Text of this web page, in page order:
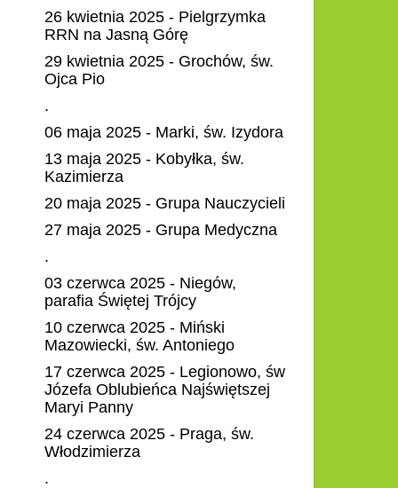
26 kwietnia 2025 - Pielgrzymka
RRN na Jasną Górę
29 kwietnia 2025 - Grochów, św.
Ojca Pio
.
06 maja 2025 - Marki, św. Izydora
13 maja 2025 - Kobyłka, św.
Kazimierza
20 maja 2025 - Grupa Nauczycieli
27 maja 2025 - Grupa Medyczna
.
03 czerwca 2025 - Niegów,
parafia Świętej Trójcy
10 czerwca 2025 - Miński
Mazowiecki, św. Antoniego
17 czerwca 2025 - Legionowo, św
Józefa Oblubieńca Najświętszej
Maryi Panny
24 czerwca 2025 - Praga, św.
Włodzimierza
.